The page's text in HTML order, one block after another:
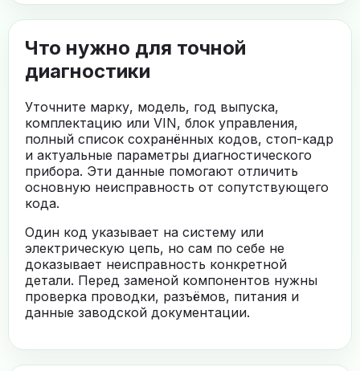
Что нужно для точной
диагностики
Уточните марку, модель, год выпуска,
комплектацию или VIN, блок управления,
полный список сохранённых кодов, стоп-кадр
и актуальные параметры диагностического
прибора. Эти данные помогают отличить
основную неисправность от сопутствующего
кода.
Один код указывает на систему или
электрическую цепь, но сам по себе не
доказывает неисправность конкретной
детали. Перед заменой компонентов нужны
проверка проводки, разъёмов, питания и
данные заводской документации.